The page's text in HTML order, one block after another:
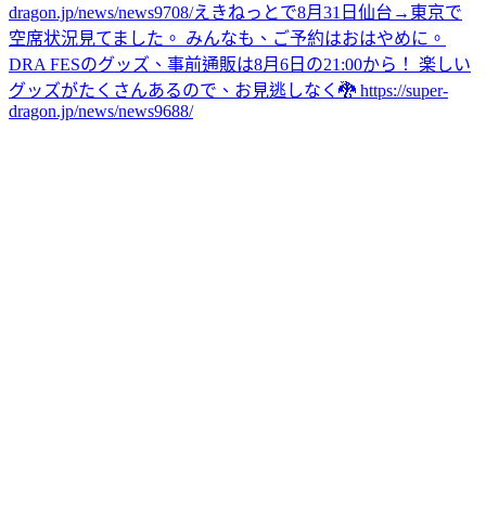
dragon.jp/news/news9708/えきねっとで8月31日仙台→東京で
空席状況見てました。 みんなも、ご予約はおはやめに。
DRA FESのグッズ、事前通販は8月6日の21:00から！ 楽しい
グッズがたくさんあるので、お見逃しなく🐉 https://super-
dragon.jp/news/news9688/